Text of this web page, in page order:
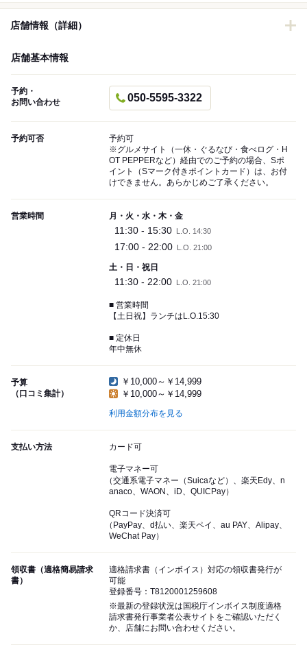
店舗情報（詳細）
店舗基本情報
予約・
お問い合わせ
050-5595-3322
予約可否
予約可
※グルメサイト（一休・ぐるなび・食べログ・H
OT PEPPERなど）経由でのご予約の場合、Sポ
イント（Sマーク付きポイントカード）は、お付
けできません。あらかじめご了承ください。
営業時間 月・火・水・木・金
11:30 - 15:30 L.O. 14:30
17:00 - 22:00 L.O. 21:00
土・日・祝日
11:30 - 22:00 L.O. 21:00
■ 営業時間
【土日祝】ランチはL.O.15:30
■ 定休日
年中無休
予算
（口コミ集計）
￥10,000～￥14,999
￥10,000～￥14,999
利用金額分布を見る
支払い方法 カード可
電子マネー可
（交通系電子マネー（Suicaなど）、楽天Edy、n
anaco、WAON、iD、QUICPay）
QRコード決済可
（PayPay、d払い、楽天ペイ、au PAY、Alipay、
WeChat Pay）
領収書（適格簡易請求
書）
適格請求書（インボイス）対応の領収書発行が
可能
登録番号：T8120001259608
※最新の登録状況は国税庁インボイス制度適格
請求書発行事業者公表サイトをご確認いただく
か、店舗にお問い合わせください。